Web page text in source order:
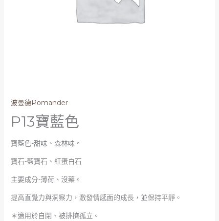
波曼德Pomander
P13寶藍色
寶藍色-甜味、森林味。
寶石-藍寶石、紅蛋白石
主要成分-薄荷、沒藥。
提高直覺力與洞察力，激發情感面的成長，並保持平靜。
＊適用於自閉、被排擠孤立。